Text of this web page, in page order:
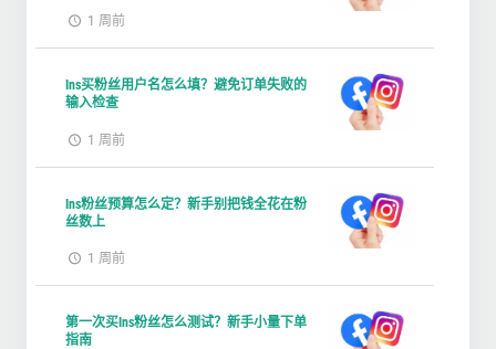
1 周前
Ins买粉丝用户名怎么填？避免订单失败的
输入检查
1 周前
Ins粉丝预算怎么定？新手别把钱全花在粉
丝数上
1 周前
第一次买Ins粉丝怎么测试？新手小量下单
指南